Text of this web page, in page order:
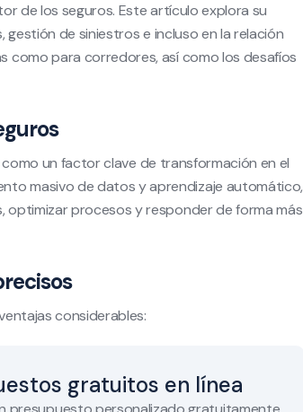
de los seguros. Este artículo explora su
de siniestros e incluso en la relación
como para corredores, así como los desafíos
un factor clave de transformación en el
masivo de datos y aprendizaje automático,
optimizar procesos y responder de forma más
considerables:
gratuitos en línea